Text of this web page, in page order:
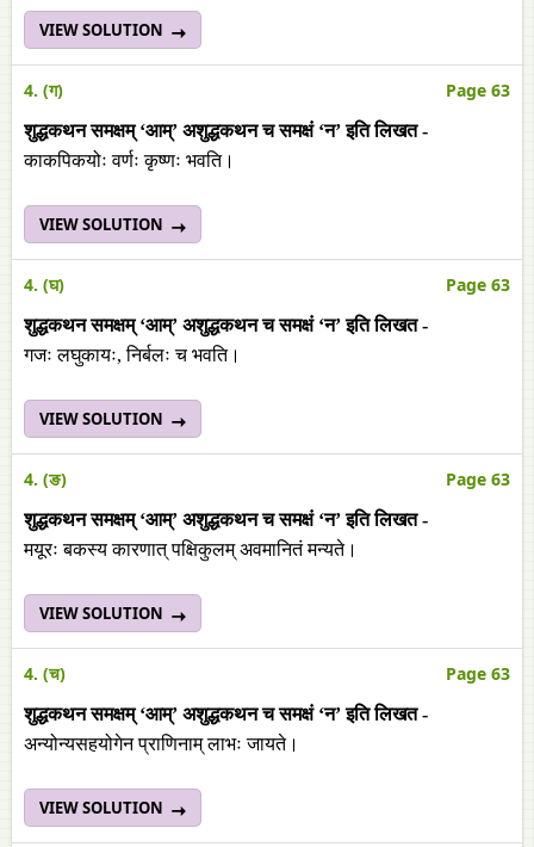
VIEW SOLUTION
4. (ग) Page 63
शुद्धकथन समक्षम् ‘आम्’ अशुद्धकथन च समक्षं ‘न’ इति लिखत -
काकपिकयोः वर्णः कृष्णः भवति।
VIEW SOLUTION
4. (घ) Page 63
शुद्धकथन समक्षम् ‘आम्’ अशुद्धकथन च समक्षं ‘न’ इति लिखत -
गजः लघुकायः, निर्बलः च भवति।
VIEW SOLUTION
4. (ङ) Page 63
शुद्धकथन समक्षम् ‘आम्’ अशुद्धकथन च समक्षं ‘न’ इति लिखत -
मयूरः बकस्य कारणात् पक्षिकुलम् अवमानितं मन्यते।
VIEW SOLUTION
4. (च) Page 63
शुद्धकथन समक्षम् ‘आम्’ अशुद्धकथन च समक्षं ‘न’ इति लिखत -
अन्योन्यसहयोगेन प्राणिनाम् लाभः जायते।
VIEW SOLUTION